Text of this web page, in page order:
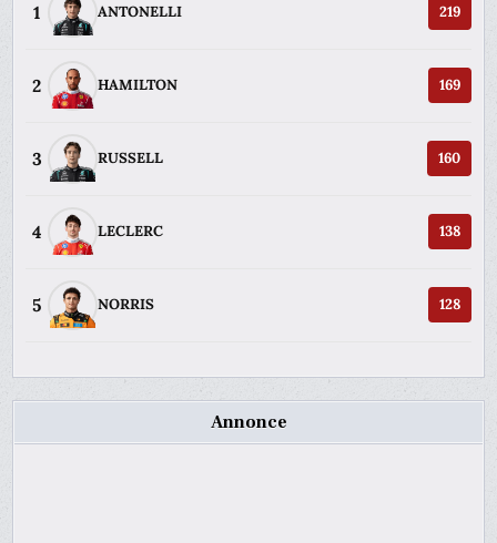
1 ANTONELLI 219
2 HAMILTON 169
3 RUSSELL 160
4 LECLERC 138
5 NORRIS 128
Annonce